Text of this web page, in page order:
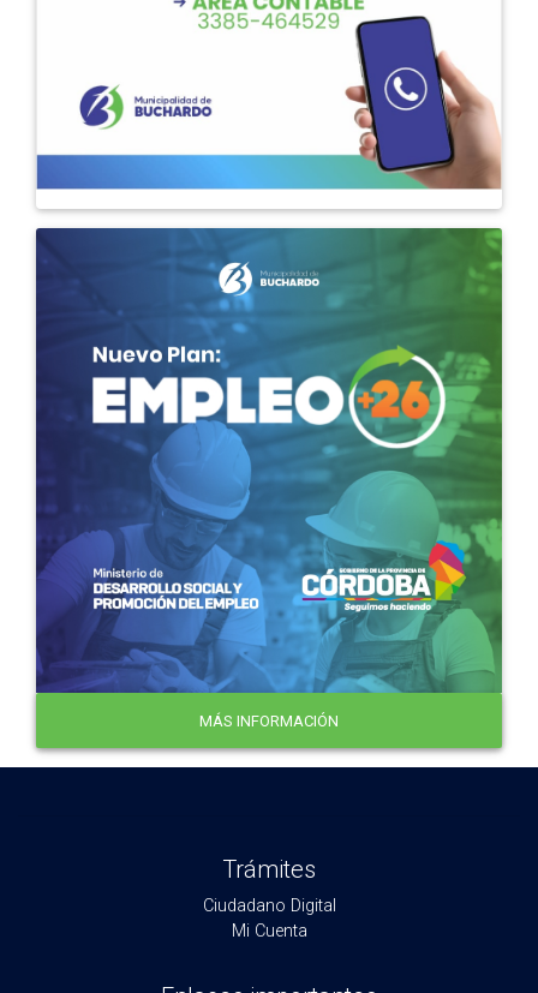
MÁS INFORMACIÓN
Trámites
Ciudadano Digital
Mi Cuenta